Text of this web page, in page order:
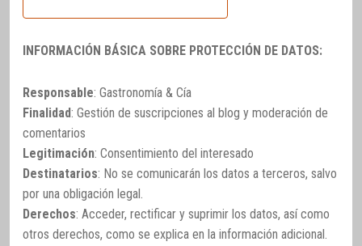
INFORMACIÓN BÁSICA SOBRE PROTECCIÓN DE DATOS:
Responsable: Gastronomía & Cía
Finalidad: Gestión de suscripciones al blog y moderación de
comentarios
Legitimación: Consentimiento del interesado
Destinatarios: No se comunicarán los datos a terceros, salvo
por una obligación legal.
Derechos: Acceder, rectificar y suprimir los datos, así como
otros derechos, como se explica en la información adicional.